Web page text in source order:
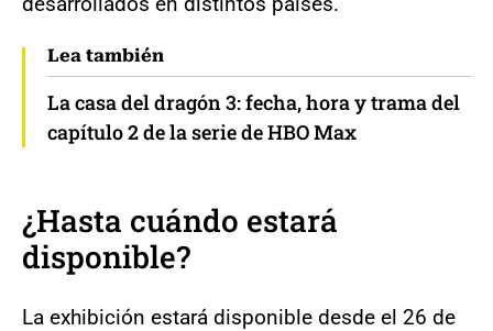
Lea también
La casa del dragón 3: fecha, hora y trama del
capítulo 2 de la serie de HBO Max
¿Hasta cuándo estará
disponible?
La exhibición estará disponible desde el 26 de